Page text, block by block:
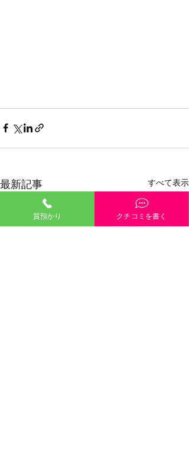
最新記事 すべて表示
質預かり クチコミを書く